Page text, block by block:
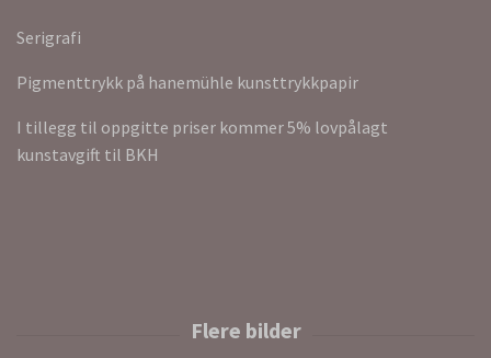
Serigrafi
Pigmenttrykk på hanemühle kunsttrykkpapir
I tillegg til oppgitte priser kommer 5% lovpålagt
kunstavgift til BKH